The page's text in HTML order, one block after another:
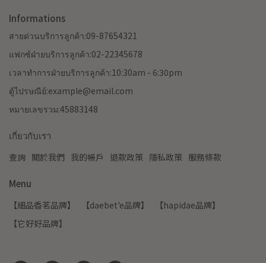
Informations
สายด่วนบริการลูกค้า:09-87654321
แฟกซ์ฝ่ายบริการลูกค้า:02-22345678
เวลาทำการฝ่ายบริการลูกค้า:10:30am - 6:30pm
ตู้ไปรษณีย์:example@email.com
หมายเลขรวม:45883148
เกี่ยวกับเรา
查詢 關於我們 我的帳戶 退款政策 隱私政策 服務條款
Menu
【細品香茗品牌】 【daebet'e品牌】
【hapidae品牌】
【它好好品牌】